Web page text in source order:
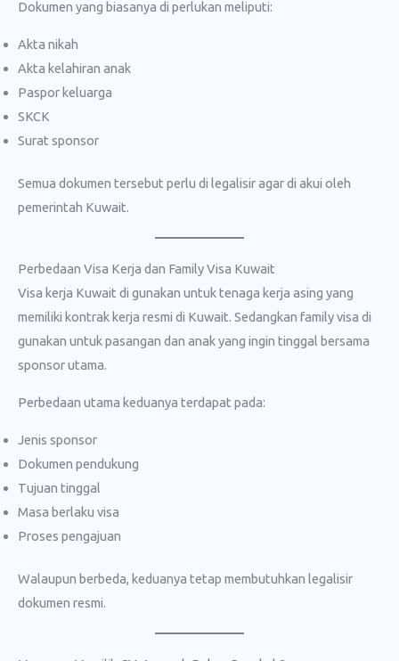
Dokumen yang biasanya di perlukan meliputi:
Akta nikah
Akta kelahiran anak
Paspor keluarga
SKCK
Surat sponsor
Semua dokumen tersebut perlu di legalisir agar di akui oleh
pemerintah Kuwait.
Perbedaan Visa Kerja dan Family Visa Kuwait
Visa kerja Kuwait di gunakan untuk tenaga kerja asing yang
memiliki kontrak kerja resmi di Kuwait. Sedangkan family visa di
gunakan untuk pasangan dan anak yang ingin tinggal bersama
sponsor utama.
Perbedaan utama keduanya terdapat pada:
Jenis sponsor
Dokumen pendukung
Tujuan tinggal
Masa berlaku visa
Proses pengajuan
Walaupun berbeda, keduanya tetap membutuhkan legalisir
dokumen resmi.